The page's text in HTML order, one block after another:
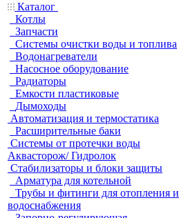
Каталог
Котлы
Запчасти
Системы очистки воды и топлива
Водонагреватели
Насосное оборудование
Радиаторы
Емкости пластиковые
Дымоходы
Автоматизация и термостатика
Расширительные баки
Системы от протечки воды
Аквасторож/ Гидролок
Стабилизаторы и блоки защиты
Арматура для котельной
Трубы и фитинги для отопления и
водоснабжения